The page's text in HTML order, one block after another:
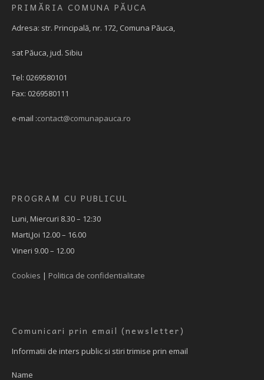
PRIMĂRIA COMUNA PĂUCA
Adresa: str. Principală, nr. 172, Comuna Păuca,
sat Păuca, jud. Sibiu
Tel: 0269580101
Fax: 0269580111
e-mail :contact@comunapauca.ro
PROGRAM CU PUBLICUL
Luni, Miercuri 8.30 – 12:30
Marti,Joi 12.00 – 16.00
Vineri 9.00 – 12.00
Cookies | Politica de confidentialitate
Comunicari prin email (newsletter)
Informatii de inters public si stiri trimise prin email
Name